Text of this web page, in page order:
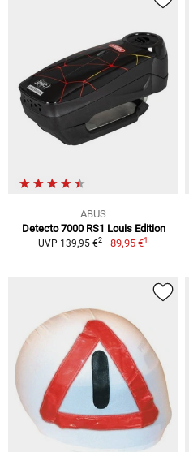
ABUS
Detecto 7000 RS1 Louis Edition
UVP 139,95 €2 89,95 €1